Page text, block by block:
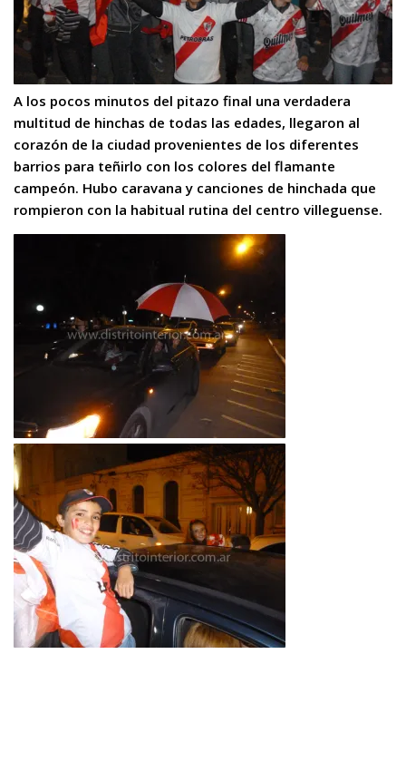
A los pocos minutos del pitazo final una verdadera
multitud de hinchas de todas las edades, llegaron al
corazón de la ciudad provenientes de los diferentes
barrios para teñirlo con los colores del flamante
campeón. Hubo caravana y canciones de hinchada que
rompieron con la habitual rutina del centro villeguense.